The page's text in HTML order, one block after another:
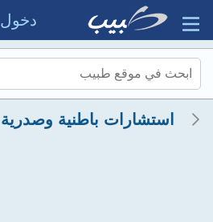
دخول
استشارات باطنية وصدرية